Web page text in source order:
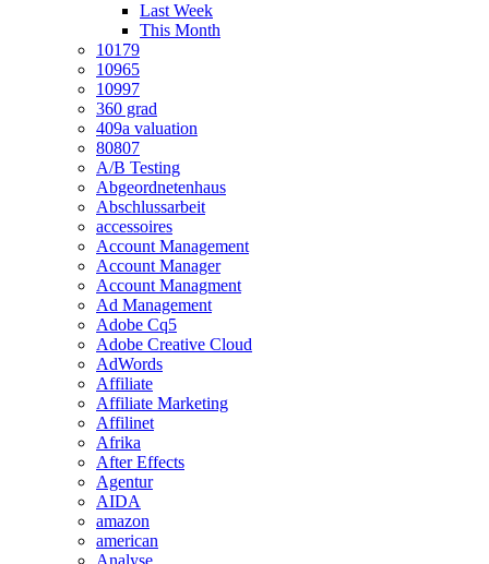
Last Week
This Month
10179
10965
10997
360 grad
409a valuation
80807
A/B Testing
Abgeordnetenhaus
Abschlussarbeit
accessoires
Account Management
Account Manager
Account Managment
Ad Management
Adobe Cq5
Adobe Creative Cloud
AdWords
Affiliate
Affiliate Marketing
Affilinet
Afrika
After Effects
Agentur
AIDA
amazon
american
Analyse